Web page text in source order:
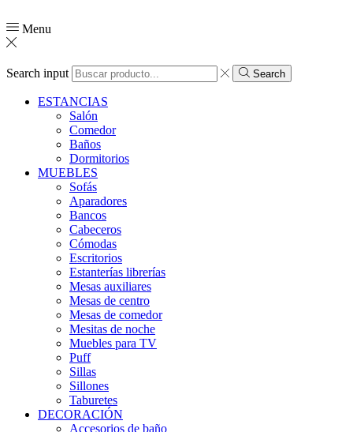
Menu
Search input Search
ESTANCIAS
Salón
Comedor
Baños
Dormitorios
MUEBLES
Sofás
Aparadores
Bancos
Cabeceros
Cómodas
Escritorios
Estanterías librerías
Mesas auxiliares
Mesas de centro
Mesas de comedor
Mesitas de noche
Muebles para TV
Puff
Sillas
Sillones
Taburetes
DECORACIÓN
Accesorios de baño